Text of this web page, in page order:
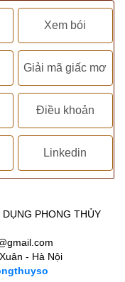
Xem bói
Giải mã giấc mơ
Điều khoản
Linkedin
PHONG THỦY
- Hà Nội